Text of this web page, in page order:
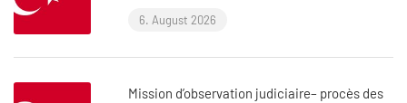
Besuch bei Aytaç Ünsal (Istanbul, Türkei)
6. August 2026
Mission d’observation judiciaire– procès des